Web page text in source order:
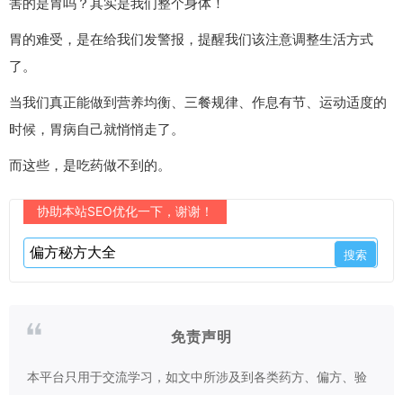
胃的难受，是在给我们发警报，提醒我们该注意调整生活方式
了。
当我们真正能做到营养均衡、三餐规律、作息有节、运动适度的
时候，胃病自己就悄悄走了。
而这些，是吃药做不到的。
协助本站SEO优化一下，谢谢！
免责声明
本平台只用于交流学习，如文中所涉及到各类药方、偏方、验